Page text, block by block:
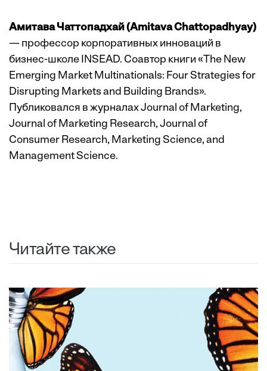
Амитава Чаттопадхай (Amitava Chattopadhyay)
— профессор корпоративных инноваций в
бизнес-школе INSEAD. Соавтор книги «The New
Emerging Market Multinationals: Four Strategies for
Disrupting Markets and Building Brands».
Публиковался в журналах Journal of Marketing,
Journal of Marketing Research, Journal of
Consumer Research, Marketing Science, and
Management Science.
Читайте также